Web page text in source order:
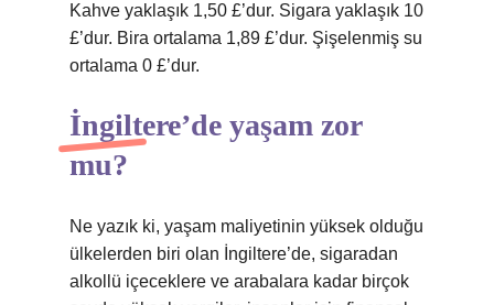
Kahve yaklaşık 1,50 £’dur. Sigara yaklaşık 10
£’dur. Bira ortalama 1,89 £’dur. Şişelenmiş su
ortalama 0 £’dur.
İngiltere’de yaşam zor
mu?
Ne yazık ki, yaşam maliyetinin yüksek olduğu
ülkelerden biri olan İngiltere’de, sigaradan
alkollü içeceklere ve arabalara kadar birçok